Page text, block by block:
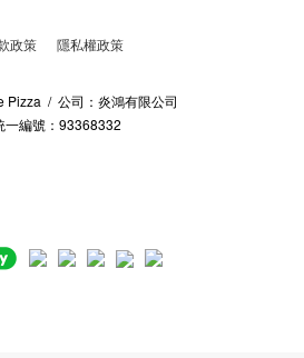
政策 隱私權政策
Pizza / 公司：炎鴻有限公司
一編號：93368332